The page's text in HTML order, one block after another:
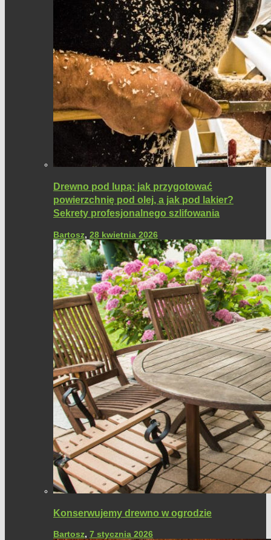
Drewno pod lupą: jak przygotować
powierzchnię pod olej, a jak pod lakier?
Sekrety profesjonalnego szlifowania
Bartosz, 28 kwietnia 2026
Konserwujemy drewno w ogrodzie
Bartosz, 7 stycznia 2026